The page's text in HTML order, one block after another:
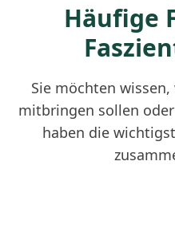
Häufige
Sie möchten
mitbringen sollen
haben die